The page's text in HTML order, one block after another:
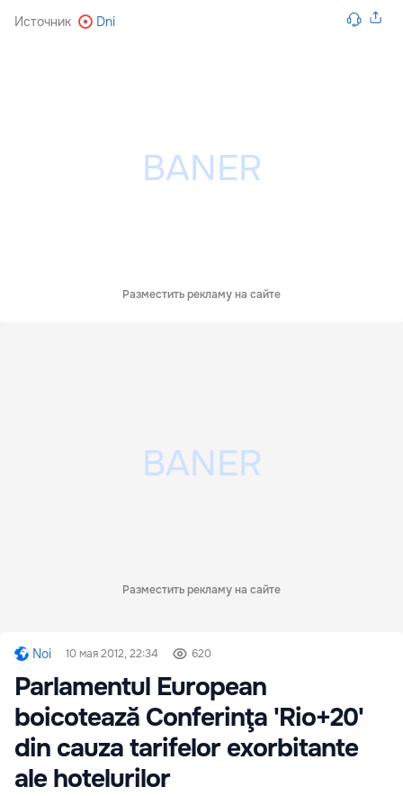
Источник Dni
Разместить рекламу на сайте
Разместить рекламу на сайте
Noi 10 мая 2012, 22:34 620
Parlamentul European
boicotează Conferinţa 'Rio+20'
din cauza tarifelor exorbitante
ale hotelurilor